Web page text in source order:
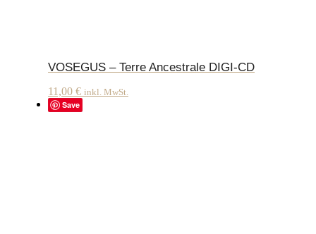
VOSEGUS – Terre Ancestrale DIGI-CD
11,00 € inkl. MwSt.
Save